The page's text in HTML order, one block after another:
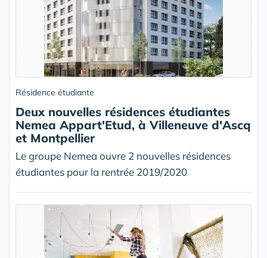
Résidence étudiante
Deux nouvelles résidences étudiantes
Nemea Appart'Etud, à Villeneuve d'Ascq
et Montpellier
Le groupe Nemea ouvre 2 nouvelles résidences
étudiantes pour la rentrée 2019/2020